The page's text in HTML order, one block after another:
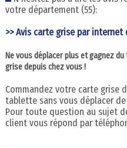
votre département (55):
>> Avis carte grise par internet
Ne vous déplacer plus et gagnez
grise depuis chez vous !
Commandez votre carte grise
tablette sans vous déplacer
Pour toute question au sujet
client vous répond par